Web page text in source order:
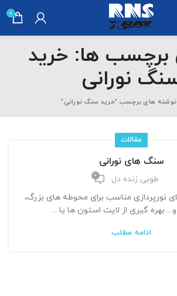
0
برچسب ها: خرید
نورانی
نوشته های برچسب "خرید سنگ نورانی"
مقالات
سنگ های نورانی
طوبی زنده دل 0
نورپردازی مناسب برای محوطه های بزرگ،
بهره گیری از لایت استون ها یا ...
ادامه مطلب